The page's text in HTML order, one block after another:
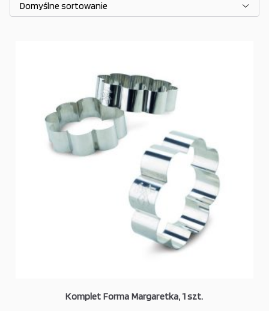
Komplet Forma Margaretka, 1 szt.